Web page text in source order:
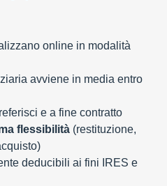
online in modalità
avviene in media entro
e a fine contratto
flessibilità (restituzione,
deducibili ai fini IRES e